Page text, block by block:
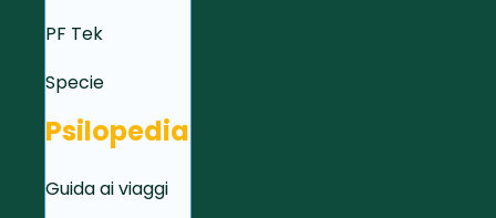
PF Tek
Specie
Psilopedia
Guida ai viaggi